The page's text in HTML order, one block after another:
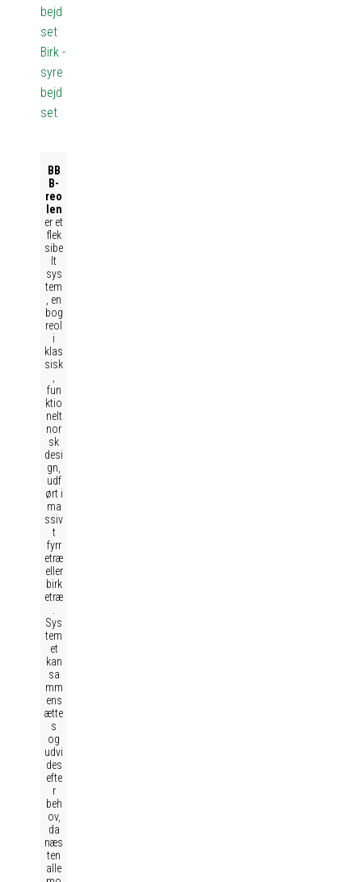
bejd
set
Birk -
syre
bejd
set
BB
B-
reo
len
er et
flek
sibe
lt
sys
tem
, en
bog
reol
i
klas
sisk
fun
ktio
nelt
nor
sk
desi
gn,
udf
ørt i
ma
ssiv
t
fyrr
etræ
eller
birk
etræ
Sys
tem
et
kan
sa
mm
ens
ætte
s
og
udvi
des
efte
r
beh
ov,
da
næs
ten
alle